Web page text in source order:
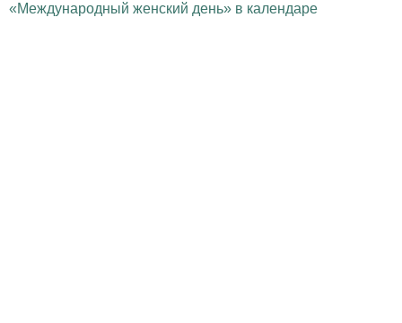
«Международный женский день» в календаре